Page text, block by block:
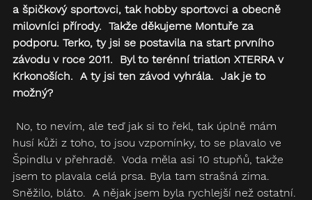
a špičkový sportovci, tak hobby sportovci a obecně
milovníci přírody.  Takže děkujeme Montuře za
podporu. Terko, ty jsi se postavila na start prvního
závodu v roce 2011.  Byl to terénní triatlon XTERRA v
Krkonoších.  A ty jsi ten závod vyhrála.  Jak je to
možný?
husí kůži z toho, to jsou vzpomínky, to se plavalo ve
Špindlu v přehradě.  Voda měla asi 10 stupňů, takže
jsem to plavala celá prsa. Byla tam strašná zima.
Sněžilo, bláto.  A nějak jsem byla rychlejší než ostatní.